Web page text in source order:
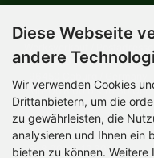
HERMANN-Spielwaren
Werksverkauf / Postadresse:
Im Grund 9-11
Mo-Do 8.00 bis 16.30 Uhr
Bürozeiten:
Mo-Do 8.00 bis 16.30 Uhr
Fr 8.00 bis 12.30 Uhr
Diese Webseite
andere
Wir verwenden Cookies
Drittanbietern, um die
zu gewährleisten, die
analysieren und Ihnen ein
bieten zu können. Weitere